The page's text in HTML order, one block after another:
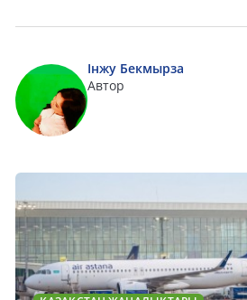
Інжу Бекмырза
Автор